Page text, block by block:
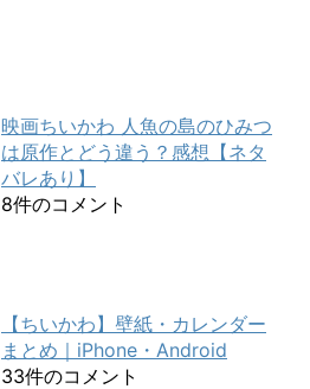
映画ちいかわ 人魚の島のひみつ
は原作とどう違う？感想【ネタ
バレあり】
8件のコメント
【ちいかわ】壁紙・カレンダー
まとめ｜iPhone・Android
33件のコメント